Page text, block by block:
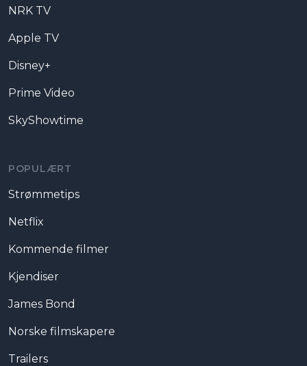
NRK TV
Apple TV
Disney+
Prime Video
SkyShowtime
POPULÆRT
Strømmetips
Netflix
Kommende filmer
Kjendiser
James Bond
Norske filmskapere
Trailers